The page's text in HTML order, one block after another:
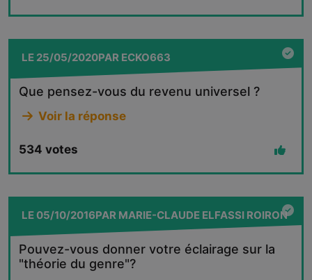
LE 25/05/2020PAR ECKO663
Que pensez-vous du revenu universel ?
Voir la réponse
534 votes
LE05/10/2016PAR MARIE-CLAUDE ELFASSI ROIRON
Pouvez-vous donner votre éclairage sur la
"théorie du genre"?